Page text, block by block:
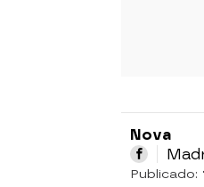
Nova
Publicado: